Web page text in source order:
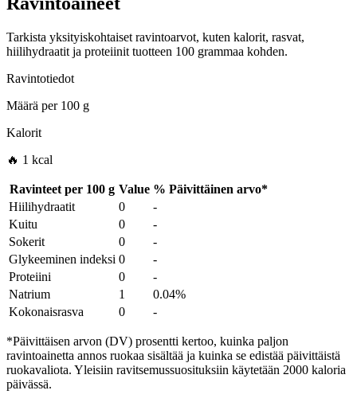
Tarkista yksityiskohtaiset ravintoarvot, kuten kalorit, rasvat,
hiilihydraatit ja proteiinit tuotteen 100 grammaa kohden.
Ravintotiedot
Määrä per100 g
Kalorit
🔥 1 kcal
Ravinteet per 100 g Value % Päivittäinen arvo*
Hiilihydraatit
0
-
Kuitu
0
-
Sokerit
0
-
Glykeeminen indeksi 0
-
Proteiini
0
-
Natrium
1
0.04%
Kokonaisrasva
0 -
*Päivittäisen arvon (DV) prosentti kertoo, kuinka paljon
ravintoainetta annos ruokaa sisältää ja kuinka se edistää päivittäistä
ruokavaliota. Yleisiin ravitsemussuosituksiin käytetään 2000 kaloria
päivässä.